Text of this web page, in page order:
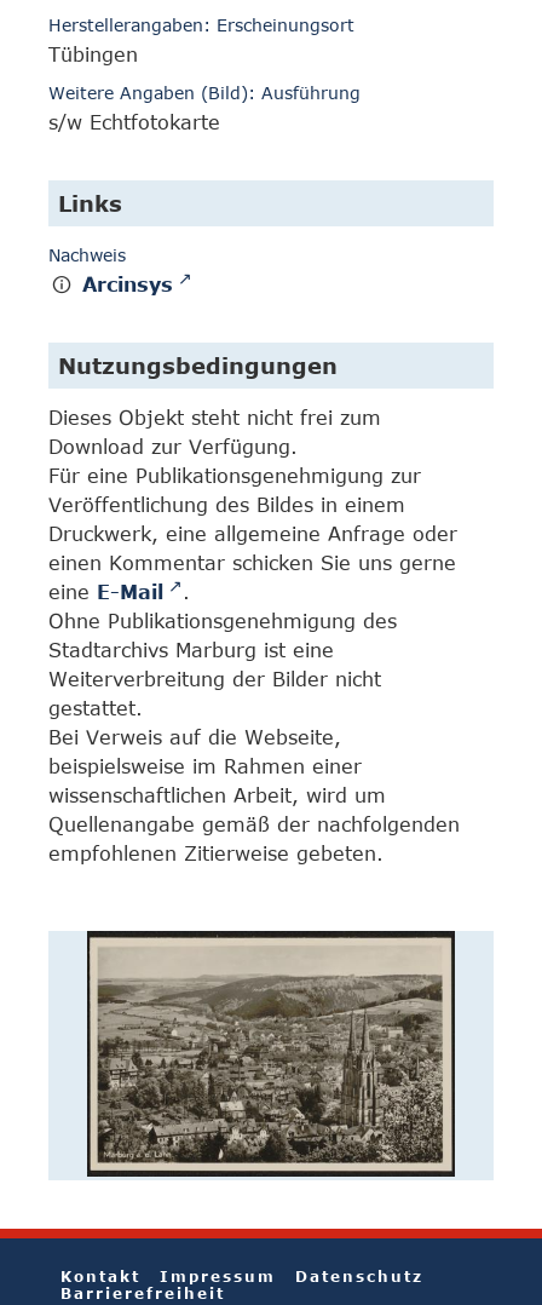
Herstellerangaben: Erscheinungsort
Tübingen
Weitere Angaben (Bild): Ausführung
s/w Echtfotokarte
Links
Nachweis
Arcinsys
Nutzungsbedingungen
Dieses Objekt steht nicht frei zum
Download zur Verfügung.
Für eine Publikationsgenehmigung zur
Veröffentlichung des Bildes in einem
Druckwerk, eine allgemeine Anfrage oder
einen Kommentar schicken Sie uns gerne
eine E-Mail
.
Ohne Publikationsgenehmigung des
Stadtarchivs Marburg ist eine
Weiterverbreitung der Bilder nicht
gestattet.
Bei Verweis auf die Webseite,
beispielsweise im Rahmen einer
wissenschaftlichen Arbeit, wird um
Quellenangabe gemäß der nachfolgenden
empfohlenen Zitierweise gebeten.
Kontakt Impressum
Datenschutz
Barrierefreiheit